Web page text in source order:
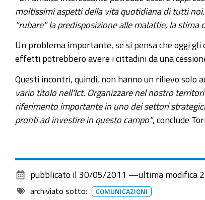
moltissimi aspetti della vita quotidiana di tutti
"rubare" la predisposizione alle malattie, la
Un problema importante, se si pensa che oggi
effetti potrebbero avere i cittadini da una
Questi incontri, quindi, non hanno un rilievo solo
vario titolo nell'Ict. Organizzare nel nostro
riferimento importante in uno dei settori
pronti ad investire in questo campo", conclude
pubblicato il 30/05/2011 —ultima modifica
archiviato sotto: COMUNICAZIONI